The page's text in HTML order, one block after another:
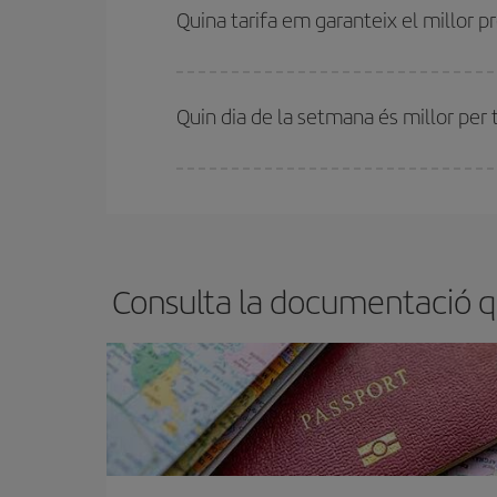
motiu, comprar amb antelació és
fonamental
Quina tarifa em garanteix el millor
Quin dia de la setmana és millor
Consulta la documentació